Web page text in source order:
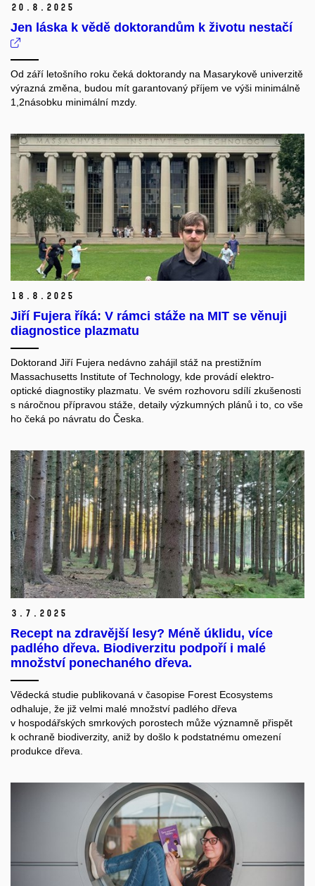
20. 8. 2025
Jen láska k vědě doktorandům k životu nestačí
Od září letošního roku čeká doktorandy na Masarykově univerzitě
výrazná změna, budou mít garantovaný příjem ve výši minimálně
1,2násobku minimální mzdy.
18. 8. 2025
Jiří Fujera říká: V rámci stáže na MIT se věnuji
diagnostice plazmatu
Doktorand Jiří Fujera nedávno zahájil stáž na prestižním
Massachusetts Institute of Technology, kde provádí elektro-
optické diagnostiky plazmatu. Ve svém rozhovoru sdílí zkušenosti
s náročnou přípravou stáže, detaily výzkumných plánů i to, co vše
ho čeká po návratu do Česka.
3. 7. 2025
Recept na zdravější lesy? Méně úklidu, více
padlého dřeva. Biodiverzitu podpoří i malé
množství ponechaného dřeva.
Vědecká studie publikovaná v časopise Forest Ecosystems
odhaluje, že již velmi malé množství padlého dřeva
v hospodářských smrkových porostech může významně přispět
k ochraně biodiverzity, aniž by došlo k podstatnému omezení
produkce dřeva.